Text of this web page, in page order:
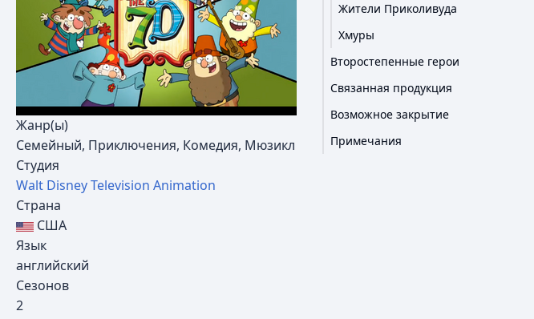
Жанр(ы)
Семейный, Приключения, Комедия, Мюзикл
Студия
Walt Disney Television Animation
Страна
США
Язык
английский
Сезонов
2
Жители Приколивуда
Хмуры
Второстепенные герои
Связанная продукция
Возможное закрытие
Примечания